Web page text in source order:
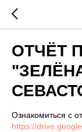
ОТЧЁТ
Ознакомиться с
https://